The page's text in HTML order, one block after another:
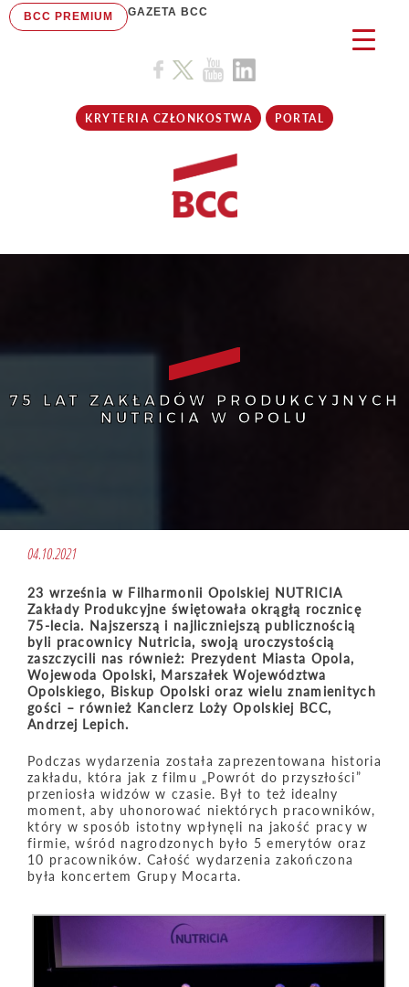
BCC PREMIUM GAZETA BCC
KRYTERIA CZŁONKOSTWA PORTAL
75 LAT ZAKŁADÓW PRODUKCYJNYCH
NUTRICIA W OPOLU
04.10.2021
23 września w Filharmonii Opolskiej NUTRICIA
Zakłady Produkcyjne świętowała okrągłą rocznicę
75-lecia. Najszerszą i najliczniejszą publicznością
byli pracownicy Nutricia, swoją uroczystością
zaszczycili nas również: Prezydent Miasta Opola,
Wojewoda Opolski, Marszałek Województwa
Opolskiego, Biskup Opolski oraz wielu znamienitych
gości – również Kanclerz Loży Opolskiej BCC,
Andrzej Lepich.
Podczas wydarzenia została zaprezentowana historia
zakładu, która jak z filmu „Powrót do przyszłości”
przeniosła widzów w czasie. Był to też idealny
moment, aby uhonorować niektórych pracowników,
który w sposób istotny wpłynęli na jakość pracy w
firmie, wśród nagrodzonych było 5 emerytów oraz
10 pracowników. Całość wydarzenia zakończona
była koncertem Grupy Mocarta.